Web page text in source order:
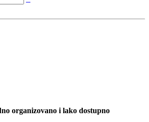
organizovano i lako dostupno